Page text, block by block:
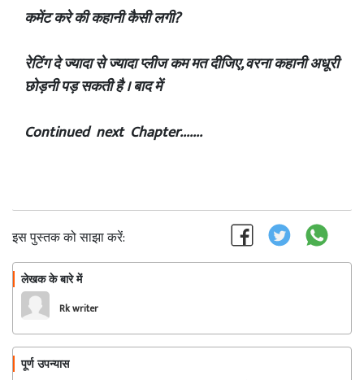
‎कमेंट करे की कहानी कैसी लगी?
‎रेटिंग दे ज्यादा से ज्यादा प्लीज कम मत दीजिए, वरना कहानी अधूरी
छोड़नी पड़ सकती है । बाद में
‎Continued next Chapter.......
इस पुस्तक को साझा करें:
लेखक के बारे में
Rk writer
पूर्ण उपन्यास